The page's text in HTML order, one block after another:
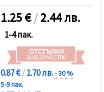
1.25€/2.44 лв.
1-4 пак.
ОТСТЪПКИ
ЗА КОЛИЧЕСТВО
0.87 €/1.70 лв.- 30 %
5-9 пак.